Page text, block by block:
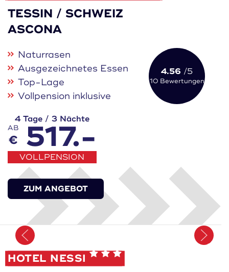
TESSIN / SCHWEIZ
ASCONA
Naturrasen
Ausgezeichnetes Essen
Top-Lage
Vollpension inklusive
4.56 /5
10 Bewertungen
4 Tage / 3 Nächte
AB
€ 517.-
VOLLPENSION
ZUM ANGEBOT
Merken
HOTEL NESSI